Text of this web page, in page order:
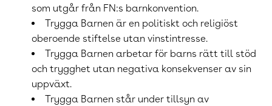
som utgår från FN:s barnkonvention.
Trygga Barnen är en politiskt och religiöst
oberoende stiftelse utan vinstintresse.
Trygga Barnen arbetar för barns rätt till stöd
och trygghet utan negativa konsekvenser av sin
uppväxt.
Trygga Barnen står under tillsyn av